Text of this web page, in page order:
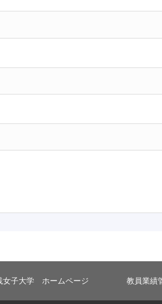
女子大学 ホームページ 教員業績